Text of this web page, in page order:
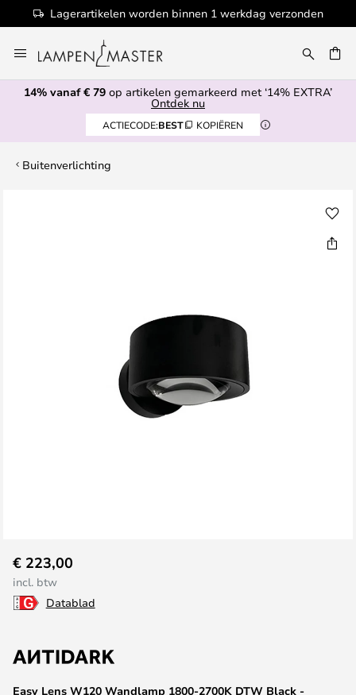
Lagerartikelen worden binnen 1 werkdag verzonden
naar
de
inhoud
14% vanaf € 79 op artikelen gemarkeerd met ‘14% EXTRA’
Ontdek nu
ACTIECODE:BEST KOPIËREN
Buitenverlichting
naar
het
begin
de
afbeeldingen-
gallerij
Easy Lens W120 Wandlamp 1800-2700K DTW Black -
€ 223,00
incl. btw
Datablad